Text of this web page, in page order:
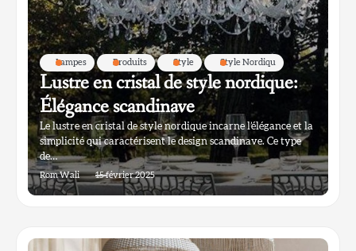
Lampes Produits Style Style Nordiqu
Lustre en cristal de style nordique:
Élégance scandinave
Le lustre en cristal de style nordique incarne l’élégance et la
simplicité qui caractérisent le design scandinave. Ce type
de…
Rom Wali 15 février 2025